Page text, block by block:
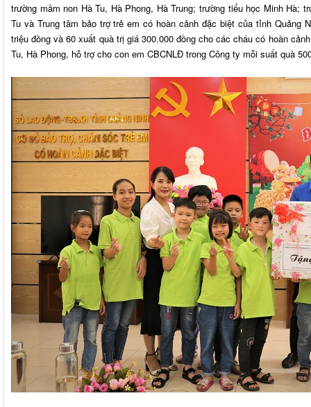
trường mầm non Hà Tu, Hà Phong, Hà Trung; trường tiểu học Minh Hà;
Tu và Trung tâm bảo trợ trẻ em có hoàn cảnh đặc biệt của tỉnh Quảng
triệu đồng và 60 xuất quà trị giá 300.000 đồng cho các cháu có hoàn
Tu, Hà Phong, hỗ trợ cho con em CBCNLĐ trong Công ty mỗi suất quà